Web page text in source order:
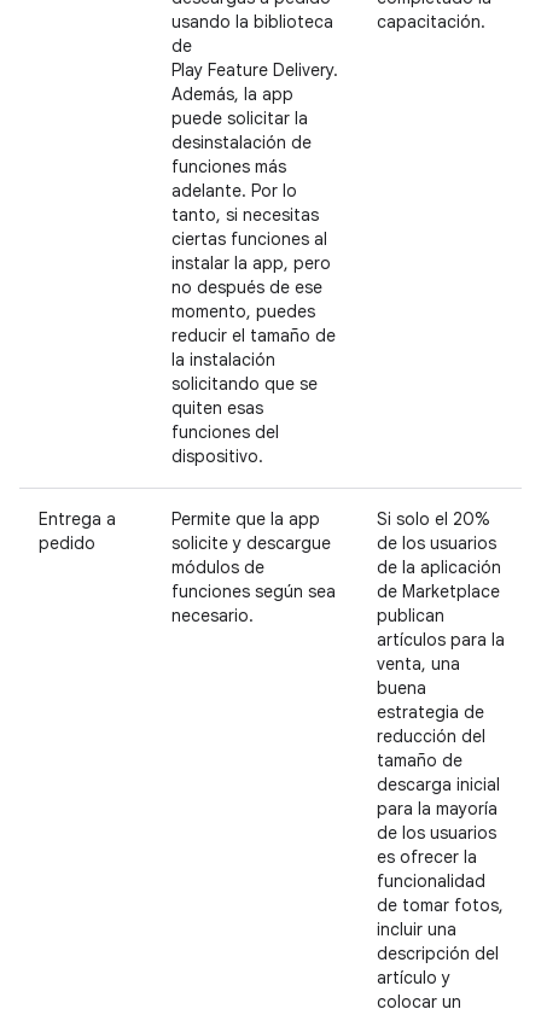
usando la biblioteca
de
Play Feature Delivery.
Además, la app
puede solicitar la
desinstalación de
funciones más
adelante. Por lo
tanto, si necesitas
ciertas funciones al
instalar la app, pero
no después de ese
momento, puedes
reducir el tamaño de
la instalación
solicitando que se
quiten esas
funciones del
dispositivo.
capacitación.
Entrega a
pedido
Permite que la app
solicite y descargue
módulos de
funciones según sea
necesario.
Si solo el 20%
de los usuarios
de la aplicación
de Marketplace
publican
artículos para la
venta, una
buena
estrategia de
reducción del
tamaño de
descarga inicial
para la mayoría
de los usuarios
es ofrecer la
funcionalidad
de tomar fotos,
incluir una
descripción del
artículo y
colocar un